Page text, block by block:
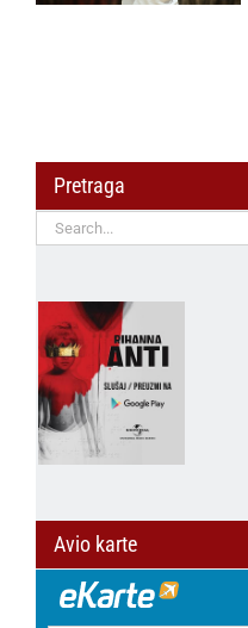
julski FIBA prozor
Pretraga
Search
for:
Avio karte